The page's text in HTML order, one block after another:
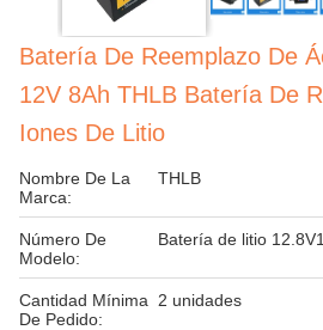
Batería De Reemplazo De
12V 8Ah THLB Batería De
Iones De Litio
Nombre De La
Marca:
THLB
Número De
Modelo:
Batería de litio
Cantidad Mínima
De Pedido:
2 unidades